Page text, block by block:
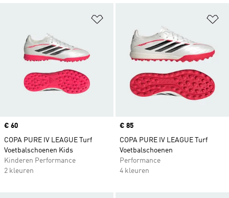
Price
€ 60
COPA PURE IV LEAGUE Turf
Voetbalschoenen Kids
Kinderen Performance
2 kleuren
Price
€ 85
COPA PURE IV LEAGUE Turf
Voetbalschoenen
Performance
4 kleuren